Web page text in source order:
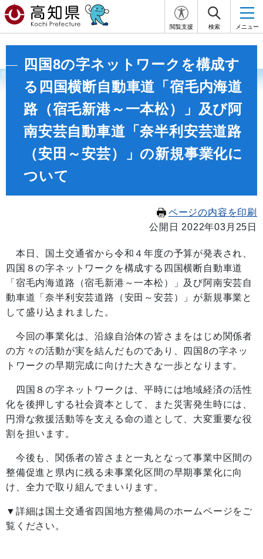
閲覧支援 検索 メニュー
四国8の字ネットワークを構成す
る四国横断自動車道「宿毛内海道
路（宿毛新港～一本松）」及び阿
南安芸自動車道「奈半利安芸道路
（安田～安芸）」の新規事業化に
ついて
ページの内容を印刷
公開日 2022年03月25日
本日、国土交通省から令和４年度の予算が発表され、
四国８の字ネットワークを構成する四国横断自動車道
「宿毛内海道路（宿毛新港～一本松）」及び阿南安芸自
動車道「奈半利安芸道路（安田～安芸）」が新規事業と
して盛り込まれました。
今回の事業化は、沿線自治体の皆さまをはじめ関係者
の方々の活動が実を結んだものであり、四国8の字ネッ
トワークの早期完成に向けた大きな一歩となります。
四国８の字ネットワークは、平時には地域経済の活性
化を後押しする社会資本として、また災害発生時には、
円滑な救援活動等を支える命の道として、大変重要な役
割を担います。
今後も、関係者の皆さまと一丸となって事業中区間の
整備促進と県内に残る未事業化区間の早期事業化に向
け、全力で取り組んでまいります。
▼詳細は国土交通省四国地方整備局のホームページをご
覧ください。